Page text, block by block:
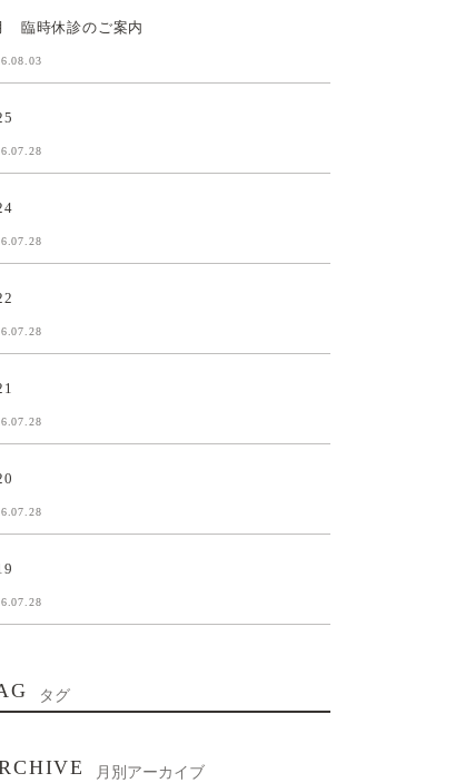
臨時休診のご案内
タグ
月別アーカイブ